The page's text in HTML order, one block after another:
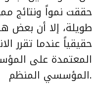
حققت نمواً ونتائج
طويلة، إلا أن بعض
حقيقياً عندما تقرر
المعتمدة على
المؤسسي المنظم.